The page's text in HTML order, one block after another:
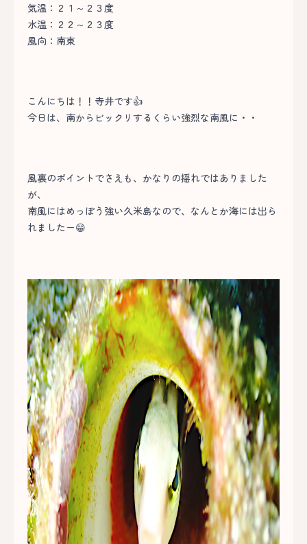
気温：２１～２３度
水温：２２～２３度
風向：南東
こんにちは！！寺井です👍
今日は、南からビックリするくらい強烈な南風に・・
風裏のポイントでさえも、かなりの揺れではありました
が、
南風にはめっぽう強い久米島なので、なんとか海には出ら
れましたー😁